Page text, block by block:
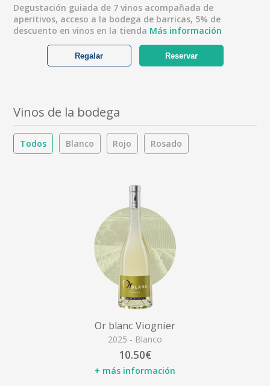
Degustación guiada de 7 vinos acompañada de
aperitivos, acceso a la bodega de barricas, 5% de
descuento en vinos en la tienda Más información
Reservar
Regalar
Vinos de la bodega
Todos Blanco Rojo Rosado
Or blanc Viognier
2025 - Blanco
10.50€
+ más información